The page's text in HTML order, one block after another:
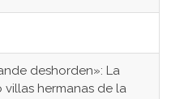
deshorden»: La
hermanas de la